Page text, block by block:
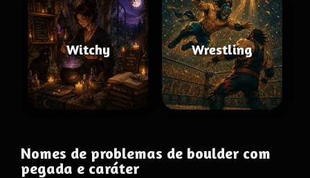
Witchy Wrestling
Nomes de problemas de boulder com
pegada e caráter